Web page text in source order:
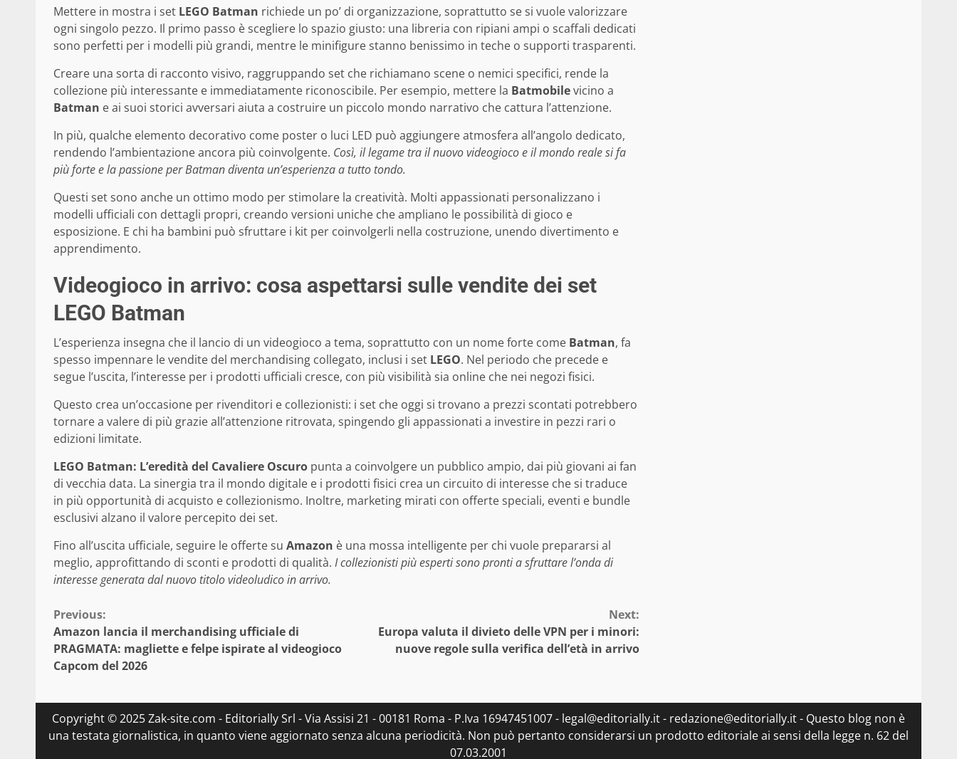
Mettere in mostra i set LEGO Batman richiede un po’ di organizzazione, soprattutto se si vuole valorizzare
ogni singolo pezzo. Il primo passo è scegliere lo spazio giusto: una libreria con ripiani ampi o scaffali dedicati
sono perfetti per i modelli più grandi, mentre le minifigure stanno benissimo in teche o supporti trasparenti.
Creare una sorta di racconto visivo, raggruppando set che richiamano scene o nemici specifici, rende la
collezione più interessante e immediatamente riconoscibile. Per esempio, mettere la Batmobilevicino a
Batman e ai suoi storici avversari aiuta a costruire un piccolo mondo narrativo che cattura l’attenzione.
In più, qualche elemento decorativo come poster o luci LED può aggiungere atmosfera all’angolo dedicato,
rendendo l’ambientazione ancora più coinvolgente. Così, il legame tra il nuovo videogioco e il mondo reale si fa
più forte e la passione per Batman diventa un’esperienza a tutto tondo.
Questi set sono anche un ottimo modo per stimolare la creatività. Molti appassionati personalizzano i
modelli ufficiali con dettagli propri, creando versioni uniche che ampliano le possibilità di gioco e
esposizione. E chi ha bambini può sfruttare i kit per coinvolgerli nella costruzione, unendo divertimento e
apprendimento.
Videogioco in arrivo: cosa aspettarsi sulle vendite dei set
LEGO Batman
L’esperienza insegna che il lancio di un videogioco a tema, soprattutto con un nome forte come Batman, fa
spesso impennare le vendite del merchandising collegato, inclusi i set LEGO. Nel periodo che precede e
segue l’uscita, l’interesse per i prodotti ufficiali cresce, con più visibilità sia online che nei negozi fisici.
Questo crea un’occasione per rivenditori e collezionisti: i set che oggi si trovano a prezzi scontati potrebbero
tornare a valere di più grazie all’attenzione ritrovata, spingendo gli appassionati a investire in pezzi rari o
edizioni limitate.
LEGO Batman: L’eredità del Cavaliere Oscuro punta a coinvolgere un pubblico ampio, dai più giovani ai fan
di vecchia data. La sinergia tra il mondo digitale e i prodotti fisici crea un circuito di interesse che si traduce
in più opportunità di acquisto e collezionismo. Inoltre, marketing mirati con offerte speciali, eventi e bundle
esclusivi alzano il valore percepito dei set.
Fino all’uscita ufficiale, seguire le offerte su Amazon è una mossa intelligente per chi vuole prepararsi al
meglio, approfittando di sconti e prodotti di qualità. I collezionisti più esperti sono pronti a sfruttare l’onda di
interesse generata dal nuovo titolo videoludico in arrivo.
Continue
Reading
Previous:
Amazon lancia il merchandising ufficiale di
PRAGMATA: magliette e felpe ispirate al videogioco
Capcom del 2026
Next:
Europa valuta il divieto delle VPN per i minori:
nuove regole sulla verifica dell’età in arrivo
Copyright © 2025 Zak-site.com - Editorially Srl - Via Assisi 21 - 00181 Roma - P.Iva 16947451007 - legal@editorially.it - redazione@editorially.it - Questo blog non è
una testata giornalistica, in quanto viene aggiornato senza alcuna periodicità. Non può pertanto considerarsi un prodotto editoriale ai sensi della legge n. 62 del
07.03.2001